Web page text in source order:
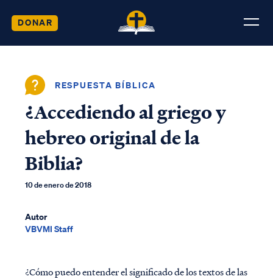
DONAR
RESPUESTA BÍBLICA
¿Accediendo al griego y
hebreo original de la
Biblia?
10 de enero de 2018
Autor
VBVMI Staff
¿Cómo puedo entender el significado de los textos de las